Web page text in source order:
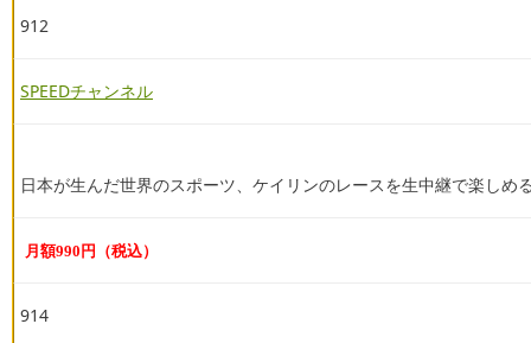
912
SPEEDチャンネル
日本が生んだ世界のスポーツ、ケイリンのレースを生中継で楽しめ
月額990円（税込）
914